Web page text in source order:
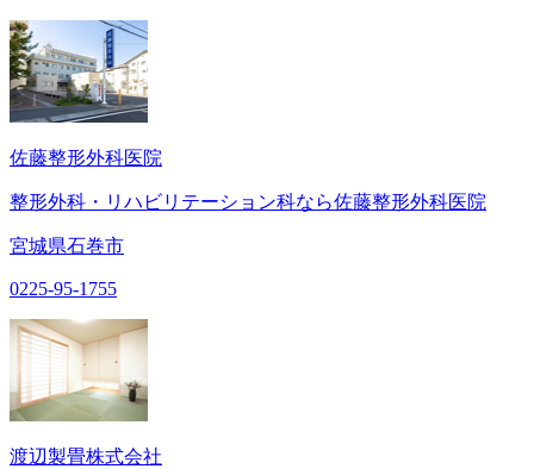
佐藤整形外科医院
整形外科・リハビリテーション科なら佐藤整形外科医院
宮城県石巻市
0225-95-1755
渡辺製畳株式会社